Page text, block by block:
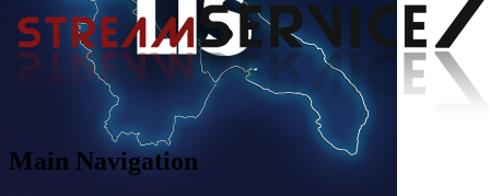
Main Navigation